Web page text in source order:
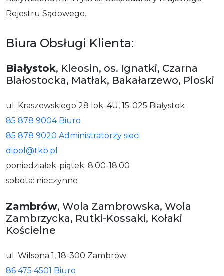
Rejestru Sądowego.
Biura Obsługi Klienta:
Białystok, Kleosin, os. Ignatki, Czarna
Białostocka, Matłak, Bakałarzewo, Ploski
ul. Kraszewskiego 28 lok. 4U, 15-025 Białystok
85 878 9004 Biuro
85 878 9020 Administratorzy sieci
dipol@tkb.pl
poniedziałek-piątek: 8:00-18:00
sobota: nieczynne
Zambrów, Wola Zambrowska, Wola
Zambrzycka, Rutki-Kossaki, Kołaki
Kościelne
ul. Wilsona 1, 18-300 Zambrów
86 475 4501 Biuro